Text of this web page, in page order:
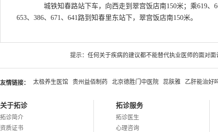
城铁知春路站下车，向西走到翠宫饭店南150米；乘619、
653、386、671、641路到知春里东站下，翠宫饭店南150米。
提示：任何关于疾病的建议都不能替代执业医师的面对
友情链接： 太极养生医馆 贵州益佰制药 北京德胜门中医院 蕊肤雅 乙肝能治好
关于拓诊
拓诊简介
资质证书
拓诊服务
拓诊医生
心理咨询